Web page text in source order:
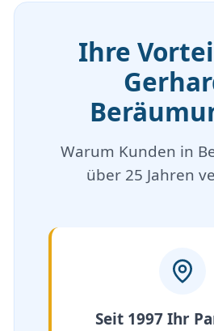
Ihre
Warum Kunden in
über 25 Jahren
Seit 1997 Ihr